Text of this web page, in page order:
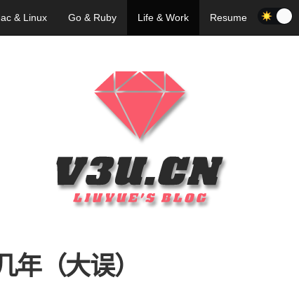
& Linux Go & Ruby Life & Work Resume
年（大误）